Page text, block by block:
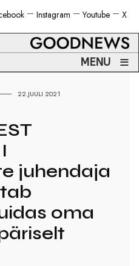
X
Youtube
Instagram
MENU ≡
22.JUULI 2021
juhendaja
oma